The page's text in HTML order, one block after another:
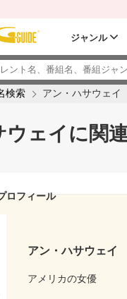
ジャンル
検索 アン・ハサウェイ
ェイに関
ロフィール
アン・ハサウェイ
アメリカの女優